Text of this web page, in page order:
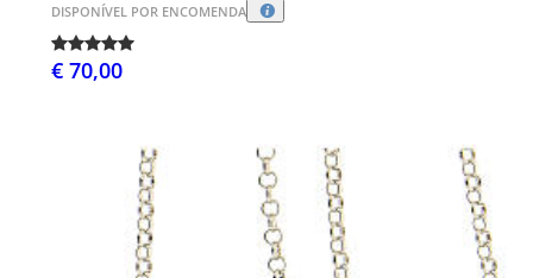
DISPONÍVEL POR ENCOMENDA
€ 70,00